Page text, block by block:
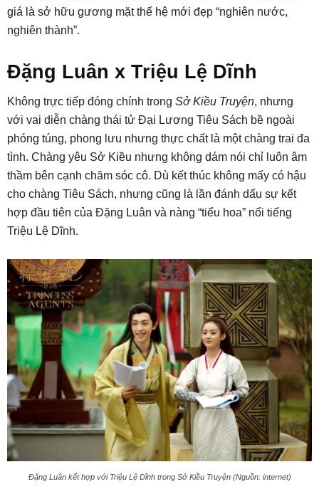
giá là sở hữu gương mặt thế hệ mới đẹp “nghiên nước,
nghiên thành”.
Đặng Luân x Triệu Lệ Dĩnh
Không trực tiếp đóng chính trong Sở Kiều Truyện, nhưng
với vai diễn chàng thái tử Đại Lương Tiêu Sách bề ngoài
phóng túng, phong lưu nhưng thực chất là một chàng trai đa
tình. Chàng yêu Sở Kiều nhưng không dám nói chỉ luôn âm
thầm bên cạnh chăm sóc cô. Dù kết thúc không mấy có hậu
cho chàng Tiêu Sách, nhưng cũng là lần đánh dấu sự kết
hợp đầu tiên của Đặng Luân và nàng “tiểu hoa” nổi tiếng
Triệu Lệ Dĩnh.
Đặng Luân kết hợp với Triệu Lệ Dĩnh trong Sở Kiều Truyện (Nguồn: internet)